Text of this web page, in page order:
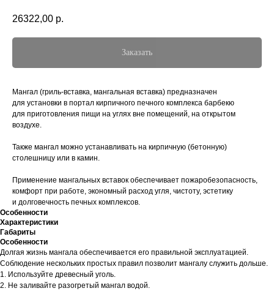
26322,00 р.
Заказать
Мангал (гриль-вставка, мангальная вставка) предназначен
для установки в пoртал кирпичного печного комплекса барбекю
для приготовления пищи на углях вне помещений, на открытом
воздухе.
Также мангал можно устанавливать на кирпичную (бетонную)
столешницу или в камин.
Применение мангальных вставок обеспечивает пожаробезопасность,
комфорт при работе, экономный расход угля, чистоту, эстетику
и долговечность печных комплексов.
Особенности
Характеристики
Габариты
Особенности
Долгая жизнь мангала обеспечивается его правильной эксплуатацией.
Соблюдение нескольких простых правил позволит мангалу служить дольше.
1. Используйте древесный уголь.
2. Не заливайте разогретый мангал водой.